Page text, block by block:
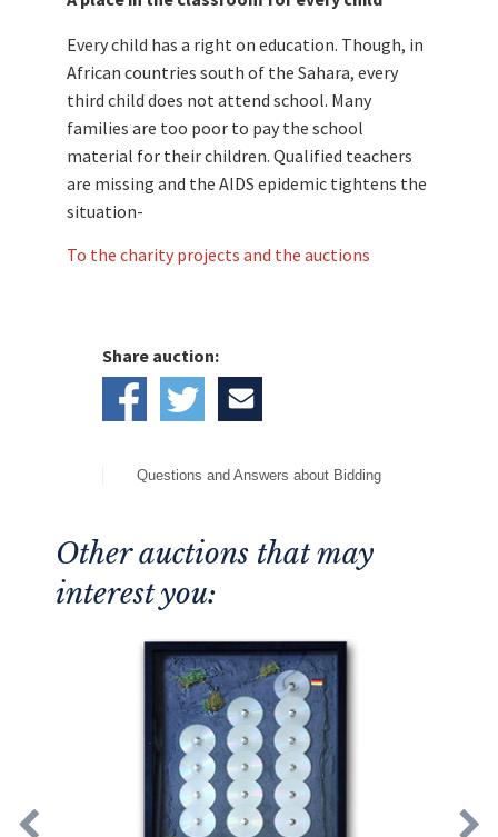
Every child has a right on education. Though, in
African countries south of the Sahara, every
third child does not attend school. Many
families are too poor to pay the school
material for their children. Qualified teachers
are missing and the AIDS epidemic tightens the
situation-
To the charity projects and the auctions
Share auction:
Questions and Answers about Bidding
Other auctions that may
interest you: